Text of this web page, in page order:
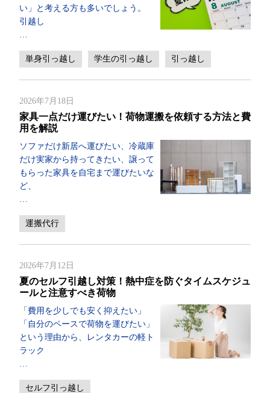
い」と考える方も多いでしょう。
引越し
単身引っ越し 学生の引っ越し 引っ越し
2026年7月18日
家具一点だけ運びたい！荷物運搬を依頼する方法と費
用を解説
ソファだけ新居へ運びたい、冷蔵庫
だけ実家から持ってきたい、譲って
もらった家具を自宅まで運びたいな
ど、
運搬代行
2026年7月12日
夏のセルフ引越し対策！熱中症を防ぐタイムスケジュ
ールと注意すべき荷物
「費用を少しでも安く抑えたい」
「自分のペースで荷物を運びたい」
という理由から、レンタカーの軽ト
ラック
セルフ引っ越し